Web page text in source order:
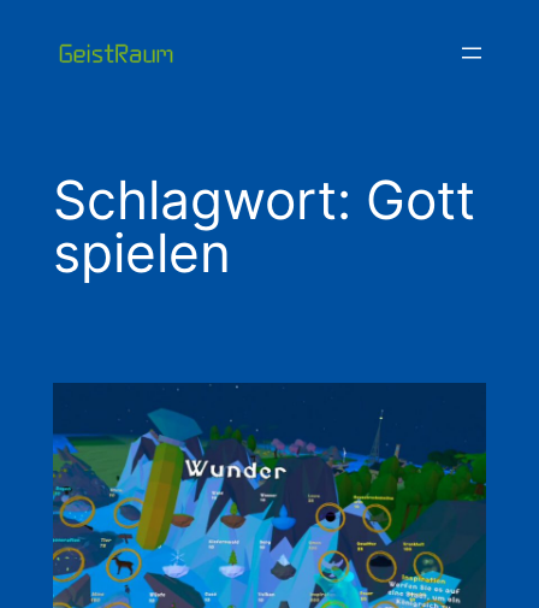
Inhalt
Schlagwort: Gott
spielen